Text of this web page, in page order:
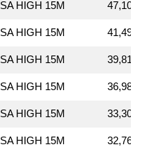
SA HIGH 15M 47,100
SA HIGH 15M 41,496
SA HIGH 15M 39,818
SA HIGH 15M 36,984
SA HIGH 15M 33,300
SA HIGH 15M 32,760